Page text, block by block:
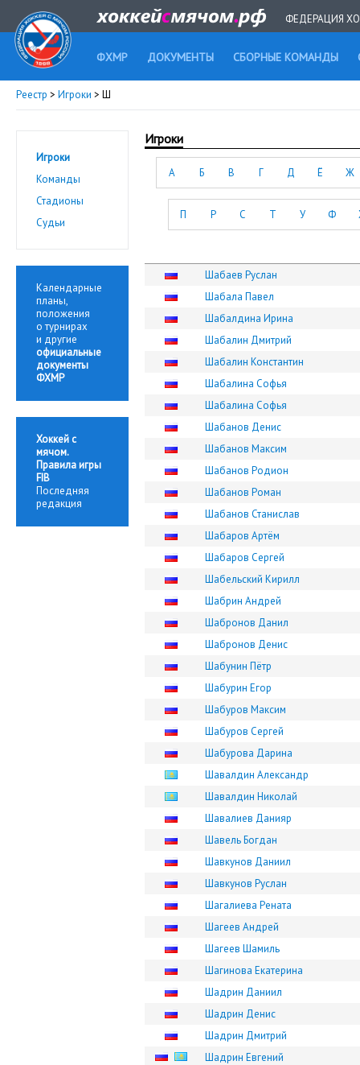
ФЕДЕРАЦИЯ
ФХМР ДОКУМЕНТЫ СБОРНЫЕ КОМАНДЫ
Реестр > Игроки > Ш
Игроки
Команды
Стадионы
Судьи
Календарные
планы,
положения
о турнирах
и другие
официальные
документы
ФХМР
Хоккей с
мячом.
Правила игры
FIB
Последняя
редакция
Игроки
А Б В Г Д Ё Ж
П Р С Т У Ф
Шабаев Руслан
Шабала Павел
Шабалдина Ирина
Шабалин Дмитрий
Шабалин Константин
Шабалина Софья
Шабалина Софья
Шабанов Денис
Шабанов Максим
Шабанов Родион
Шабанов Роман
Шабанов Станислав
Шабаров Артём
Шабаров Сергей
Шабельский Кирилл
Шабрин Андрей
Шабронов Данил
Шабронов Денис
Шабунин Пётр
Шабурин Егор
Шабуров Максим
Шабуров Сергей
Шабурова Дарина
Шавалдин Александр
Шавалдин Николай
Шавалиев Данияр
Шавель Богдан
Шавкунов Даниил
Шавкунов Руслан
Шагалиева Рената
Шагеев Андрей
Шагеев Шамиль
Шагинова Екатерина
Шадрин Даниил
Шадрин Денис
Шадрин Дмитрий
Шадрин Евгений